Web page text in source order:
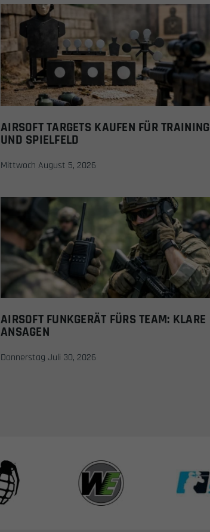
AIRSOFT TARGETS KAUFEN FÜR TRAINING
UND SPIELFELD
Mittwoch August 5, 2026
AIRSOFT FUNKGERÄT FÜRS TEAM: KLARE
ANSAGEN
Donnerstag Juli 30, 2026